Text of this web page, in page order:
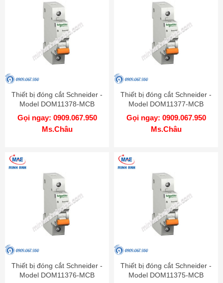
Thiết bị đóng cắt Schneider -
Model DOM11378-MCB
Gọi ngay: 0909.067.950
Ms.Châu
Thiết bị đóng cắt Schneider -
Model DOM11377-MCB
Gọi ngay: 0909.067.950
Ms.Châu
Thiết bị đóng cắt Schneider -
Model DOM11376-MCB
Thiết bị đóng cắt Schneider -
Model DOM11375-MCB